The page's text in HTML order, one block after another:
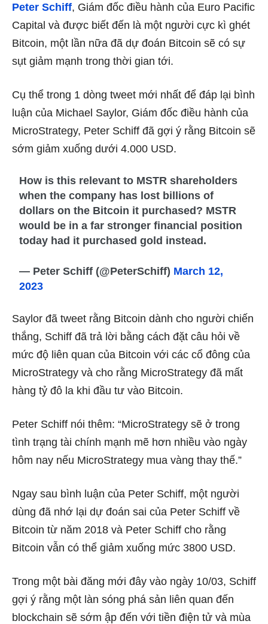
Peter Schiff, Giám đốc điều hành của Euro Pacific
Capital và được biết đến là một người cực kì ghét
Bitcoin, một lần nữa đã dự đoán Bitcoin sẽ có sự
sụt giảm mạnh trong thời gian tới.
Cụ thể trong 1 dòng tweet mới nhất để đáp lại bình
luận của Michael Saylor, Giám đốc điều hành của
MicroStrategy, Peter Schiff đã gợi ý rằng Bitcoin sẽ
sớm giảm xuống dưới 4.000 USD.
How is this relevant to MSTR shareholders
when the company has lost billions of
dollars on the Bitcoin it purchased? MSTR
would be in a far stronger financial position
today had it purchased gold instead.
— Peter Schiff (@PeterSchiff) March 12,
2023
Saylor đã tweet rằng Bitcoin dành cho người chiến
thắng, Schiff đã trả lời bằng cách đặt câu hỏi về
mức độ liên quan của Bitcoin với các cổ đông của
MicroStrategy và cho rằng MicroStrategy đã mất
hàng tỷ đô la khi đầu tư vào Bitcoin.
Peter Schiff nói thêm: “MicroStrategy sẽ ở trong
tình trạng tài chính mạnh mẽ hơn nhiều vào ngày
hôm nay nếu MicroStrategy mua vàng thay thế.”
Ngay sau bình luận của Peter Schiff, một người
dùng đã nhớ lại dự đoán sai của Peter Schiff về
Bitcoin từ năm 2018 và Peter Schiff cho rằng
Bitcoin vẫn có thể giảm xuống mức 3800 USD.
Trong một bài đăng mới đây vào ngày 10/03, Schiff
gợi ý rằng một làn sóng phá sản liên quan đến
blockchain sẽ sớm ập đến với tiền điện tử và mùa